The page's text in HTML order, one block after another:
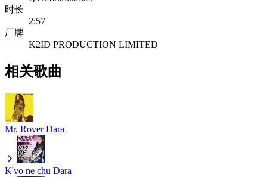
时长
2:57
厂牌
K2ID PRODUCTION LIMITED
相关歌曲
Mr. Rover Dara
K'vo ne chu Dara